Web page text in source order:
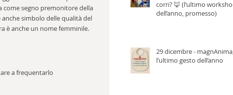
come segno premonitore della
anche simbolo delle qualità del
è anche un nome femminile.
a frequentarlo
corri? 🦊 (l’ultimo workshop
dell’anno, promesso)
29 dicembre - magnAnima,
l’ultimo gesto dell’anno